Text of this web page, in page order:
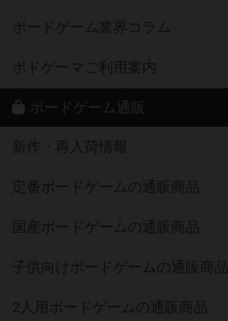
ボードゲーム業界コラム
ボドゲーマご利用案内
ボードゲーム通販
新作・再入荷情報
定番ボードゲームの通販商品
国産ボードゲームの通販商品
子供向けボードゲームの通販商品
2人用ボードゲームの通販商品